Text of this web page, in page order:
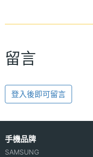
留言
登入後即可留言
手機品牌
SAMSUNG